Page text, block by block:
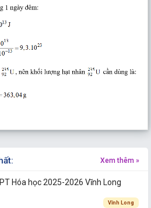
Xem thêm »
Hóa học 2025-2026 Vĩnh Long
Vĩnh Long